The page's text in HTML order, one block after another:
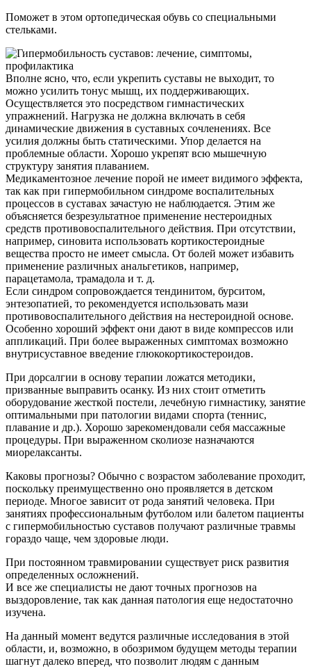
Поможет в этом ортопедическая обувь со специальными
стельками.
Вполне ясно, что, если укрепить суставы не выходит, то
можно усилить тонус мышц, их поддерживающих.
Осуществляется это посредством гимнастических
упражнений. Нагрузка не должна включать в себя
динамические движения в суставных сочленениях. Все
усилия должны быть статическими. Упор делается на
проблемные области. Хорошо укрепят всю мышечную
структуру занятия плаванием.
Медикаментозное лечение порой не имеет видимого эффекта,
так как при гипермобильном синдроме воспалительных
процессов в суставах зачастую не наблюдается. Этим же
объясняется безрезультатное применение нестероидных
средств противовоспалительного действия. При отсутствии,
например, синовита использовать кортикостероидные
вещества просто не имеет смысла. От болей может избавить
применение различных анальгетиков, например,
парацетамола, трамадола и т. д.
Если синдром сопровождается тендинитом, бурситом,
энтезопатией, то рекомендуется использовать мази
противовоспалительного действия на нестероидной основе.
Особенно хороший эффект они дают в виде компрессов или
аппликаций. При более выраженных симптомах возможно
внутрисуставное введение глюкокортикостероидов.
При дорсалгии в основу терапии ложатся методики,
призванные выправить осанку. Из них стоит отметить
оборудование жесткой постели, лечебную гимнастику, занятие
оптимальными при патологии видами спорта (теннис,
плавание и др.). Хорошо зарекомендовали себя массажные
процедуры. При выраженном сколиозе назначаются
миорелаксанты.
Каковы прогнозы? Обычно с возрастом заболевание проходит,
поскольку преимущественно оно проявляется в детском
периоде. Многое зависит от рода занятий человека. При
занятиях профессиональным футболом или балетом пациенты
с гипермобильностью суставов получают различные травмы
гораздо чаще, чем здоровые люди.
При постоянном травмировании существует риск развития
определенных осложнений.
И все же специалисты не дают точных прогнозов на
выздоровление, так как данная патология еще недостаточно
изучена.
На данный момент ведутся различные исследования в этой
области, и, возможно, в обозримом будущем методы терапии
шагнут далеко вперед, что позволит людям с данным